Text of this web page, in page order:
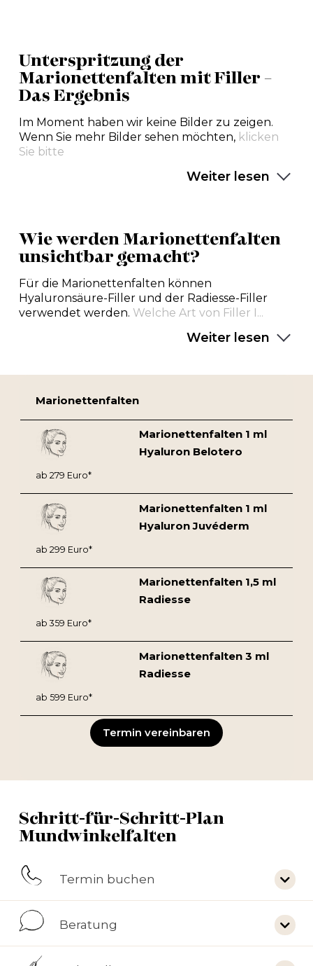
Unterspritzung der
Marionettenfalten mit Filler –
Das Ergebnis
Im Moment haben wir keine Bilder zu zeigen.
Wenn Sie mehr Bilder sehen möchten, klicken
Sie bitte
Weiter lesen
Wie werden Marionettenfalten
unsichtbar gemacht?
Für die Marionettenfalten können
Hyaluronsäure-Filler und der Radiesse-Filler
verwendet werden. Welche Art von Filler I...
Weiter lesen
Marionettenfalten
Marionettenfalten 1 ml
Hyaluron Belotero
ab 279 Euro*
Marionettenfalten 1 ml
Hyaluron Juvéderm
ab 299 Euro*
Marionettenfalten 1,5 ml
Radiesse
ab 359 Euro*
Marionettenfalten 3 ml
Radiesse
ab 599 Euro*
Termin vereinbaren
Schritt-für-Schritt-Plan
Mundwinkelfalten
Termin buchen
Beratung